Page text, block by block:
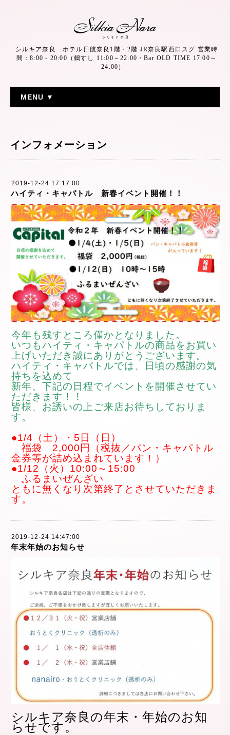
シルキア奈良 ホテル日航奈良1階・2階 JR奈良駅西口スグ 営業時
間：8:00 - 20:00（鶴すし 11:00～22:00・Bar OLD TIME 17:00～
24:00）
MENU ▼
インフォメーション
2019-12-24 17:17:00
ハイティ・キャパトル 新春イベント開催！！
今年も残すところ僅かとなりました。
いつもハイティ・キャパトルの商品をお買い
上げいただき誠にありがとうございます。
ハイティ・キャパトルでは、日頃の感謝の気
持ちを込めて
新年、下記の日程でイベントを開催させてい
ただきます！！
皆様、お誘いの上ご来店お待ちしておりま
す。
●1/4（土）・5日（日）
福袋 2,000円（税抜／パン・キャパトル
金券等が詰め込まれています！）
●1/12（火）10:00～15:00
ふるまいぜんざい
ともに無くなり次第終了とさせていただきま
す。
2019-12-24 14:47:00
年末年始のお知らせ
シルキア奈良の年末・年始のお知
らせです。